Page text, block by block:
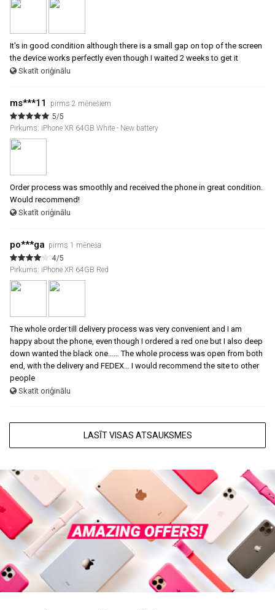
It's in good condition although there is a small gap on top of the screen
the device works perfectly even though I waited 2 weeks to get it
Skatīt oriģinālu
ms***11
pirms 2 mēnešiem
5/5
Pirkums: iPhone XR 64GB White - New battery
Order process was smoothly and received the phone in great condition.
Would recommend!
Skatīt oriģinālu
po***ga pirms 1 mēneša
4/5
Pirkums: iPhone XR 64GB Red
The whole order till delivery process was very convenient and I am
happy about the phone, even though I ordered a red one but I also deep
down wanted the black one…… The whole process was open from both
end, with the delivery and FEDEX… I would recommend the site to other
people
Skatīt oriģinālu
LASĪT VISAS ATSAUKSMES